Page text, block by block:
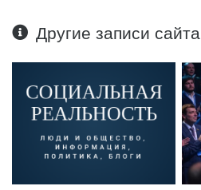
Другие записи сайта